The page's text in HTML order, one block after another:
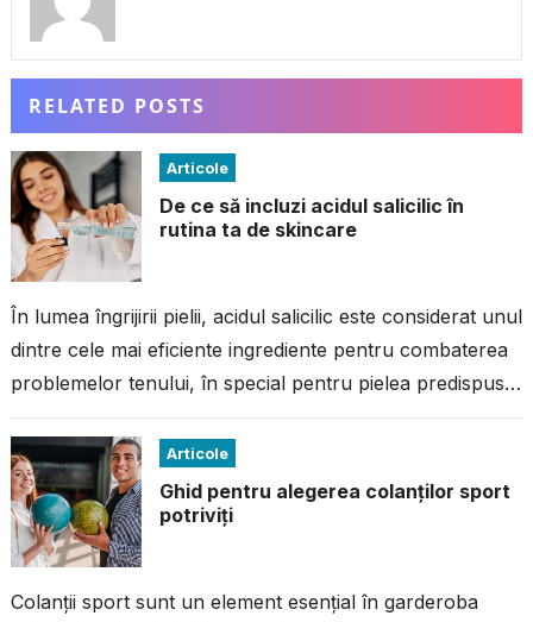
RELATED POSTS
Articole
De ce să incluzi acidul salicilic în
rutina ta de skincare
În lumea îngrijirii pielii, acidul salicilic este considerat unul
dintre cele mai eficiente ingrediente pentru combaterea
problemelor tenului, în special pentru pielea predispusă
Articole
Ghid pentru alegerea colanților sport
potriviți
Colanții sport sunt un element esențial în garderoba